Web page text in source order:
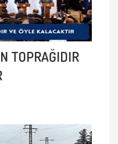
TOPRAĞIDIR